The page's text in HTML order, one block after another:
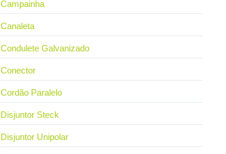
Campainha
Canaleta
Condulete Galvanizado
Conector
Cordão Paralelo
Disjuntor Steck
Disjuntor Unipolar